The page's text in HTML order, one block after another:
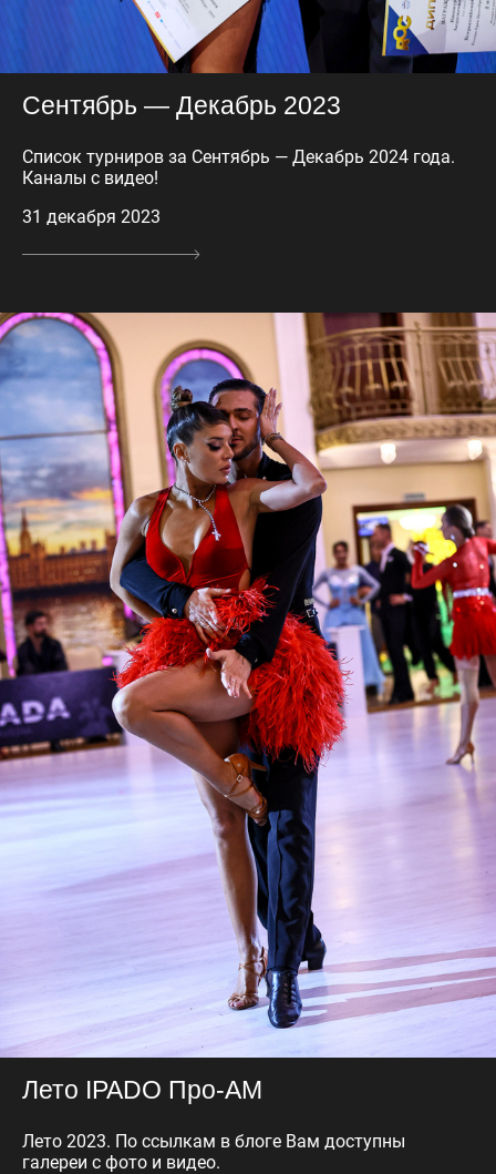
Сентябрь — Декабрь 2023
Список турниров за Сентябрь — Декабрь 2024 года.
Каналы с видео!
31 декабря 2023
Лето IPADO Про-АМ
Лето 2023. По ссылкам в блоге Вам доступны
галереи с фото и видео.